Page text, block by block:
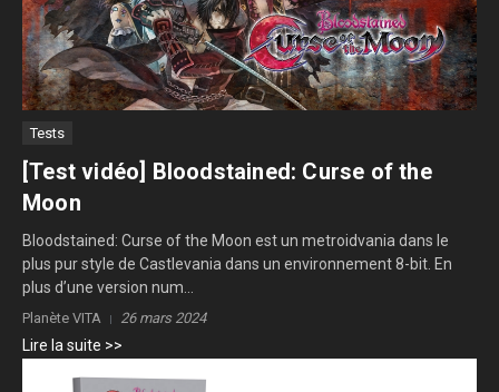
Tests
[Test vidéo] Bloodstained: Curse of the
Moon
Bloodstained: Curse of the Moon est un metroidvania dans le
plus pur style de Castlevania dans un environnement 8-bit. En
plus d’une version num...
Planète VITA 26 mars 2024
Lire la suite >>